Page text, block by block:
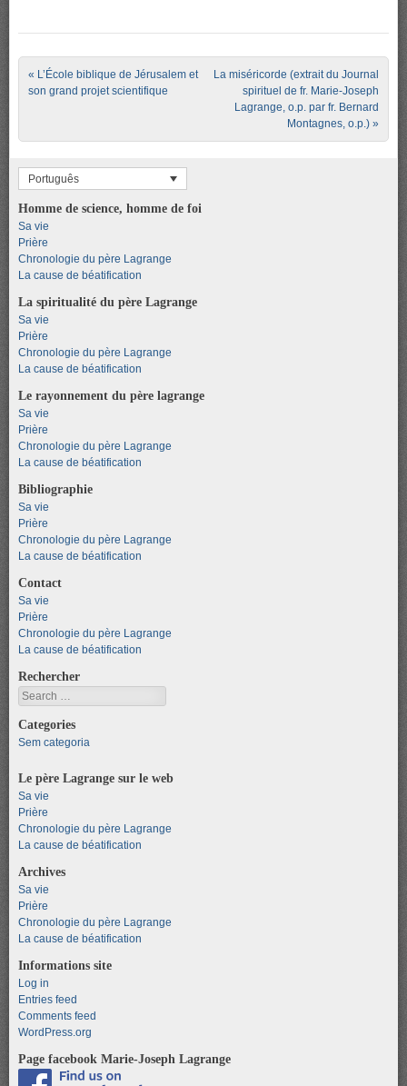
Post navigation
« L’École biblique de Jérusalem et
son grand projet scientifique
La miséricorde (extrait du Journal
spirituel de fr. Marie-Joseph
Lagrange, o.p. par fr. Bernard
Montagnes, o.p.) »
Português
Homme de science, homme de foi
Sa vie
Prière
Chronologie du père Lagrange
La cause de béatification
La spiritualité du père Lagrange
Sa vie
Prière
Chronologie du père Lagrange
La cause de béatification
Le rayonnement du père lagrange
Sa vie
Prière
Chronologie du père Lagrange
La cause de béatification
Bibliographie
Sa vie
Prière
Chronologie du père Lagrange
La cause de béatification
Contact
Sa vie
Prière
Chronologie du père Lagrange
La cause de béatification
Rechercher
Search
Categories
Sem categoria
Le père Lagrange sur le web
Sa vie
Prière
Chronologie du père Lagrange
La cause de béatification
Archives
Sa vie
Prière
Chronologie du père Lagrange
La cause de béatification
Informations site
Log in
Entries feed
Comments feed
WordPress.org
Page facebook Marie-Joseph Lagrange